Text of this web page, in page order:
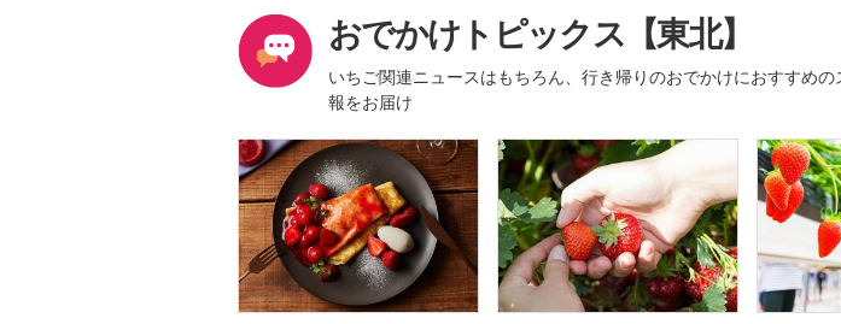
おでかけトピックス【東北】
いちご関連ニュースはもちろん、行き帰りのおでかけにおすすめ
報をお届け